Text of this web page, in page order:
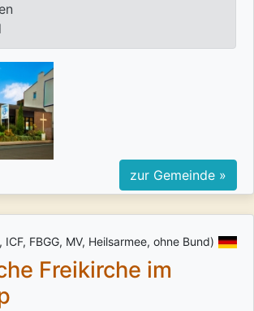
zur Gemeinde »
ICF, FBGG, MV, Heilsarmee, ohne Bund)
Freikirche im